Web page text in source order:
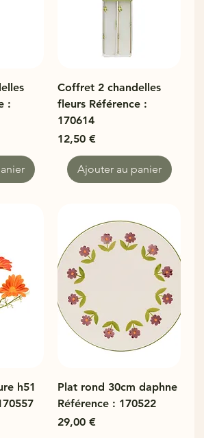
:
Coffret 2 chandelles
fleurs Référence :
170614
Prix
12,50 €
Ajouter au panier
h51
Plat rond 30cm daphne
Référence : 170522
Prix
29,00 €